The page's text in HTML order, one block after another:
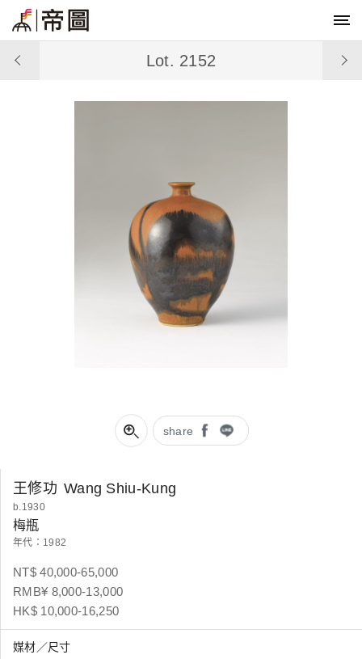
share
Lot. 2152
王修功 Wang Shiu-Kung
b.1930
梅瓶
年代：1982
NT$ 40,000-65,000
RMB¥ 8,000-13,000
HK$ 10,000-16,250
媒材／尺寸